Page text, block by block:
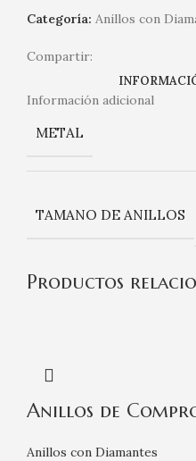
Categoría: Anillos con
Compartir:
Información adicional
METAL
TAMANO DE ANILLOS
Productos
Anillos de
Anillos con Diamantes